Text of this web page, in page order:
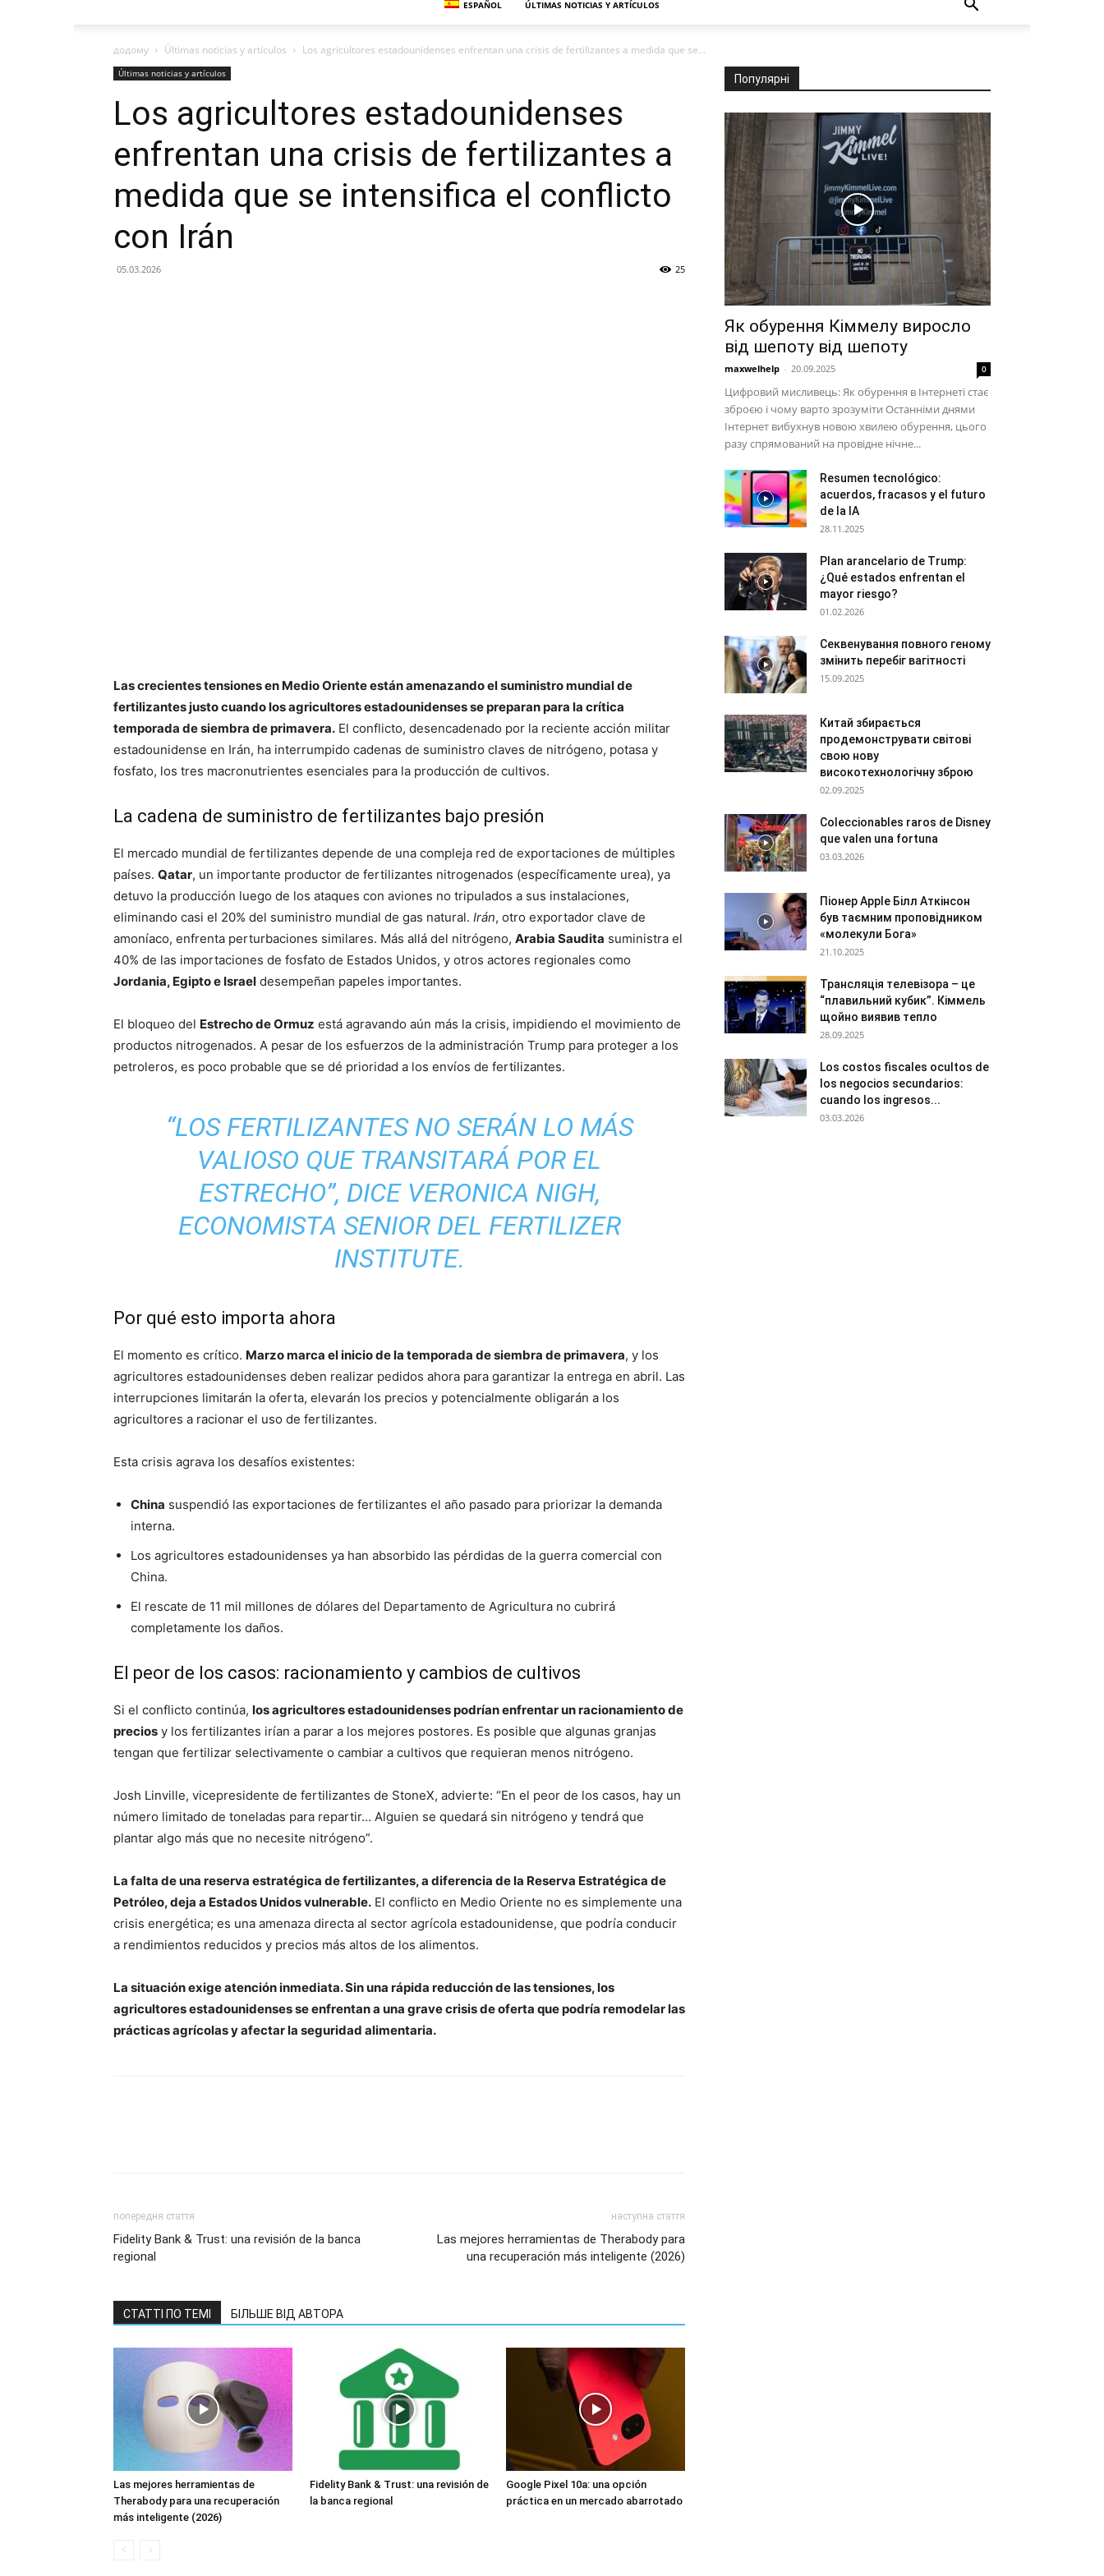
ESPAÑOL ÚLTIMAS NOTICIAS Y ARTÍCULOS
додому Últimas noticias y artículos Los agricultores estadounidenses enfrentan una crisis de fertilizantes a medida que se...
Últimas noticias y artículos
Los agricultores estadounidenses
enfrentan una crisis de fertilizantes a
medida que se intensifica el conflicto
con Irán
05.03.2026 25
Las crecientes tensiones en Medio Oriente están amenazando el suministro mundial de
fertilizantes justo cuando los agricultores estadounidenses se preparan para la crítica
temporada de siembra de primavera. El conflicto, desencadenado por la reciente acción militar
estadounidense en Irán, ha interrumpido cadenas de suministro claves de nitrógeno, potasa y
fosfato, los tres macronutrientes esenciales para la producción de cultivos.
La cadena de suministro de fertilizantes bajo presión
El mercado mundial de fertilizantes depende de una compleja red de exportaciones de múltiples
países. Qatar, un importante productor de fertilizantes nitrogenados (específicamente urea), ya
detuvo la producción luego de los ataques con aviones no tripulados a sus instalaciones,
eliminando casi el 20% del suministro mundial de gas natural. Irán, otro exportador clave de
amoníaco, enfrenta perturbaciones similares. Más allá del nitrógeno, Arabia Saudita suministra el
40% de las importaciones de fosfato de Estados Unidos, y otros actores regionales como
Jordania, Egipto e Israel desempeñan papeles importantes.
El bloqueo del Estrecho de Ormuz está agravando aún más la crisis, impidiendo el movimiento de
productos nitrogenados. A pesar de los esfuerzos de la administración Trump para proteger a los
petroleros, es poco probable que se dé prioridad a los envíos de fertilizantes.
“LOS FERTILIZANTES NO SERÁN LO MÁS
VALIOSO QUE TRANSITARÁ POR EL
ESTRECHO”, DICE VERONICA NIGH,
ECONOMISTA SENIOR DEL FERTILIZER
INSTITUTE.
Por qué esto importa ahora
El momento es crítico. Marzo marca el inicio de la temporada de siembra de primavera, y los
agricultores estadounidenses deben realizar pedidos ahora para garantizar la entrega en abril. Las
interrupciones limitarán la oferta, elevarán los precios y potencialmente obligarán a los
agricultores a racionar el uso de fertilizantes.
Esta crisis agrava los desafíos existentes:
China suspendió las exportaciones de fertilizantes el año pasado para priorizar la demanda
interna.
Los agricultores estadounidenses ya han absorbido las pérdidas de la guerra comercial con
China.
El rescate de 11 mil millones de dólares del Departamento de Agricultura no cubrirá
completamente los daños.
El peor de los casos: racionamiento y cambios de cultivos
Si el conflicto continúa, los agricultores estadounidenses podrían enfrentar un racionamiento de
precios y los fertilizantes irían a parar a los mejores postores. Es posible que algunas granjas
tengan que fertilizar selectivamente o cambiar a cultivos que requieran menos nitrógeno.
Josh Linville, vicepresidente de fertilizantes de StoneX, advierte: “En el peor de los casos, hay un
número limitado de toneladas para repartir… Alguien se quedará sin nitrógeno y tendrá que
plantar algo más que no necesite nitrógeno”.
La falta de una reserva estratégica de fertilizantes, a diferencia de la Reserva Estratégica de
Petróleo, deja a Estados Unidos vulnerable. El conflicto en Medio Oriente no es simplemente una
crisis energética; es una amenaza directa al sector agrícola estadounidense, que podría conducir
a rendimientos reducidos y precios más altos de los alimentos.
La situación exige atención inmediata. Sin una rápida reducción de las tensiones, los
agricultores estadounidenses se enfrentan a una grave crisis de oferta que podría remodelar las
prácticas agrícolas y afectar la seguridad alimentaria.
попередня стаття
Fidelity Bank & Trust: una revisión de la banca
regional
наступна стаття
Las mejores herramientas de Therabody para
una recuperación más inteligente (2026)
СТАТТІ ПО ТЕМІ БІЛЬШЕ ВІД АВТОРА
Las mejores herramientas de
Therabody para una recuperación
más inteligente (2026)
Fidelity Bank & Trust: una revisión de
la banca regional
Google Pixel 10a: una opción
práctica en un mercado abarrotado
Популярні
Як обурення Кіммелу виросло
від шепоту від шепоту
maxwelhelp - 20.09.2025 0
Цифровий мисливець: Як обурення в Інтернеті стає
зброєю і чому варто зрозуміти Останніми днями
Інтернет вибухнув новою хвилею обурення, цього
разу спрямований на провідне нічне...
Resumen tecnológico:
acuerdos, fracasos y el futuro
de la IA
28.11.2025
Plan arancelario de Trump:
¿Qué estados enfrentan el
mayor riesgo?
01.02.2026
Секвенування повного геному
змінить перебіг вагітності
15.09.2025
Китай збирається
продемонструвати світові
свою нову
високотехнологічну зброю
02.09.2025
Coleccionables raros de Disney
que valen una fortuna
03.03.2026
Піонер Apple Білл Аткінсон
був таємним проповідником
«молекули Бога»
21.10.2025
Трансляція телевізора – це
“плавильний кубик”. Кіммель
щойно виявив тепло
28.09.2025
Los costos fiscales ocultos de
los negocios secundarios:
cuando los ingresos...
03.03.2026